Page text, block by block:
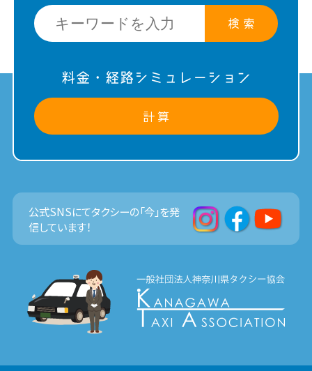
検 索
料金・経路シミュレーション
計 算
公式SNSにてタクシーの「今」を発
信しています！